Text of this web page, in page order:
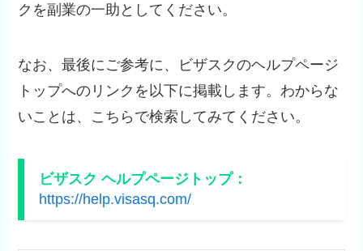
クを副業の一助としてください。
なお、最後にご参考に、ビザスクのヘルプページ
トップへのリンクを以下に掲載します。わからな
いことは、こちらで検索してみてください。
ビザスク ヘルプページトップ：
https://help.visasq.com/